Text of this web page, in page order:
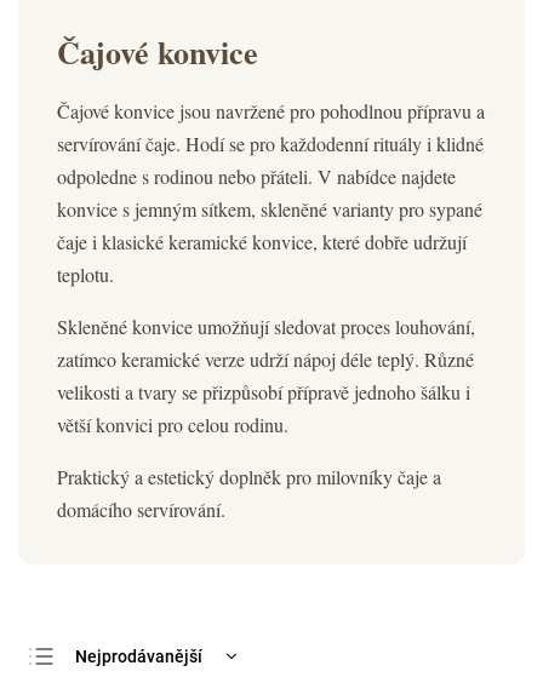
Čajové konvice
Čajové konvice jsou navržené pro pohodlnou přípravu a
servírování čaje. Hodí se pro každodenní rituály i klidné
odpoledne s rodinou nebo přáteli. V nabídce najdete
konvice s jemným sítkem, skleněné varianty pro sypané
čaje i klasické keramické konvice, které dobře udržují
teplotu.
Skleněné konvice umožňují sledovat proces louhování,
zatímco keramické verze udrží nápoj déle teplý. Různé
velikosti a tvary se přizpůsobí přípravě jednoho šálku i
větší konvici pro celou rodinu.
Praktický a estetický doplněk pro milovníky čaje a
domácího servírování.
Nejprodávanější